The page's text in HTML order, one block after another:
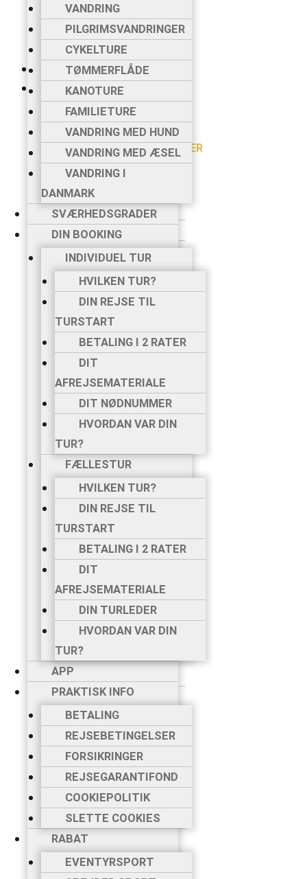
VANDRING
PILGRIMSVANDRINGER
CYKELTURE
TØMMERFLÅDE
KANOTURE
FAMILIETURE
VANDRING MED HUND
VANDRING MED ÆSEL
VANDRING I
DANMARK
SVÆRHEDSGRADER
DIN BOOKING
INDIVIDUEL TUR
HVILKEN TUR?
DIN REJSE TIL
TURSTART
BETALING I 2 RATER
DIT
AFREJSEMATERIALE
DIT NØDNUMMER
HVORDAN VAR DIN
TUR?
FÆLLESTUR
HVILKEN TUR?
DIN REJSE TIL
TURSTART
BETALING I 2 RATER
DIT
AFREJSEMATERIALE
DIN TURLEDER
HVORDAN VAR DIN
TUR?
APP
PRAKTISK INFO
BETALING
REJSEBETINGELSER
FORSIKRINGER
REJSEGARANTIFOND
COOKIEPOLITIK
SLETTE COOKIES
RABAT
EVENTYRSPORT
PORTUGUES
VIA DI FRANCESCO
VIA FRANCIGENA
BLOG
INFO
AKTIVITETER
VANDRING
PILGRIMSVANDRINGER
CYKELTURE
TØMMERFLÅDE
KANOTURE
FAMILIETURE
VANDRING MED
HUND
VANDRING MED
VANDRING I
DANMARK
DIN BOOKING
INDIVIDUEL TUR
DIN REJSE TIL
TURSTART
BETALING I 2
RATER
DIT
AFREJSEMATERIALE
NØDNUMMER
HVORDAN VAR
DIN TUR?
DIN REJSE TIL
TURSTART
BETALING I 2
RATER
DIT
AFREJSEMATERIALE
DIN TURLEDER
DIN TUR?